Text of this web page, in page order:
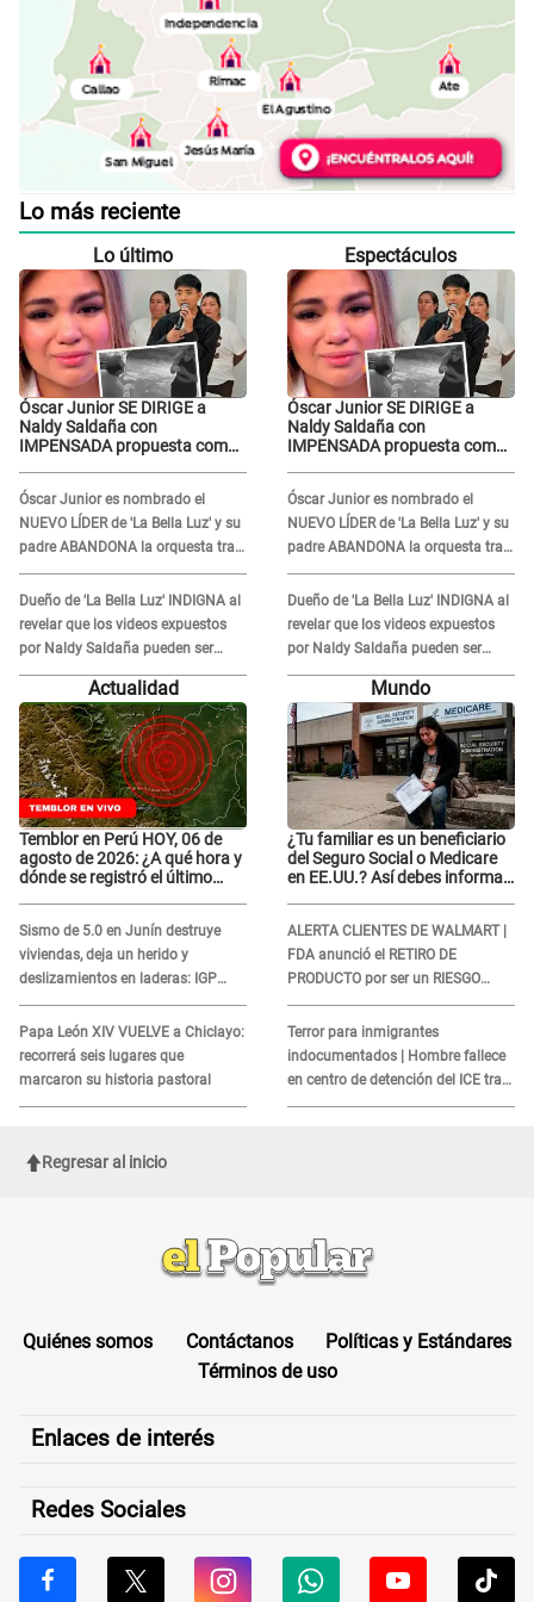
Lo más reciente
Lo último
Óscar Junior SE DIRIGE a
Naldy Saldaña con
IMPENSADA propuesta como
ley..."
Óscar Junior es nombrado el
NUEVO LÍDER de 'La Bella Luz' y su
padre ABANDONA la orquesta tras
caso Naldy Saldaña: "Son
errores..."
Dueño de 'La Bella Luz' INDIGNA al
revelar que los videos expuestos
por Naldy Saldaña pueden ser
EDITADOS: "Yo tengo sus dos
Espectáculos
Óscar Junior SE DIRIGE a
Naldy Saldaña con
IMPENSADA propuesta como
ley..."
Óscar Junior es nombrado el
NUEVO LÍDER de 'La Bella Luz' y su
padre ABANDONA la orquesta tras
caso Naldy Saldaña: "Son
errores..."
Dueño de 'La Bella Luz' INDIGNA al
revelar que los videos expuestos
por Naldy Saldaña pueden ser
EDITADOS: "Yo tengo sus dos
Actualidad
Temblor en Perú HOY, 06 de
agosto de 2026: ¿A qué hora y
dónde se registró el último
Sismo de 5.0 en Junín destruye
viviendas, deja un herido y
deslizamientos en laderas: IGP
alerta sobre posibles réplicas
Papa León XIV VUELVE a Chiclayo:
recorrerá seis lugares que
marcaron su historia pastoral
Mundo
¿Tu familiar es un beneficiario
del Seguro Social o Medicare
en EE.UU.? Así debes informar
ALERTA CLIENTES DE WALMART |
FDA anunció el RETIRO DE
PRODUCTO por ser un RIESGO
MORTAL para consumidores: ¿Cuál
es?
Terror para inmigrantes
indocumentados | Hombre fallece
en centro de detención del ICE tras
sufrir una "emergencia médica"
Regresar al inicio
Quiénes somos Contáctanos
Políticas y Estándares
Términos de uso
Enlaces de interés
Redes Sociales